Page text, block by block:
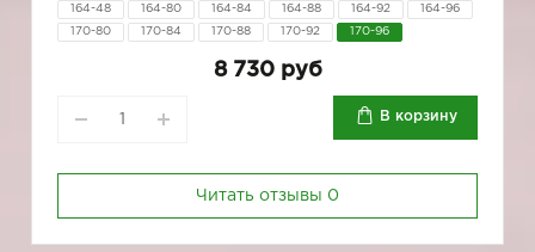
164-48 164-80 164-84 164-88 164-92 164-96
170-80 170-84 170-88 170-92 170-96
8 730 руб
В корзину
Читать отзывы 0